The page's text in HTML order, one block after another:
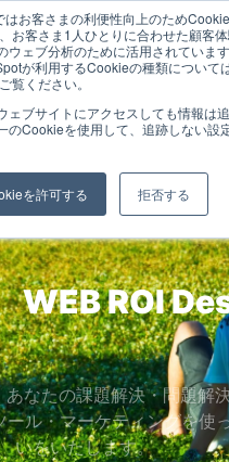
はお客さまの利便性向上のため
お客さま1人ひとりに合わせた顧客
ウェブ分析のために活用されていま
が利用するCookieの種類について
覧ください。
ェブサイトにアクセスしても情報は
のCookieを使用して、追跡しない設
を許可する 拒否する
ブ制作事業部 コンサルティングFIRM
WEB ROI
あなたの課題解決・問題解
ール・マーケティングを使
いをいたします。